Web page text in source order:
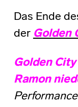
Das Ende
der Golden
Golden
Ramon